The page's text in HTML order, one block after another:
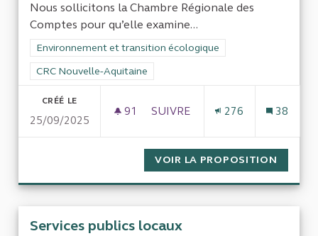
Nous sollicitons la Chambre Régionale des
Comptes pour qu’elle examine...
Filtrer les résultats de la catégorie : Environnement et
Environnement et transition écologique
Filtrer les résultats pour le secteur : CRC Nouvelle-Aquitaine
CRC Nouvelle-Aquitaine
CRÉÉ LE
25/09/2025
91 91 ABONNÉS
SUIVRE
276 38
VOIR LA PROPOSITION
Services publics locaux